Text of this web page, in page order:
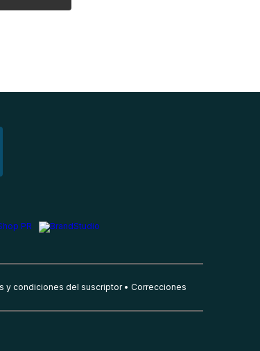
y condiciones del suscriptor Correcciones